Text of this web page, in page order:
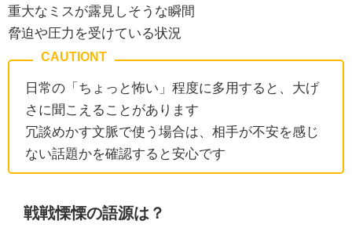
重大なミスが露見しそうな瞬間
脅迫や圧力を受けている状況
日常の「ちょっと怖い」程度に多用すると、大げ
さに聞こえることがあります
冗談めかす文脈で使う場合は、相手が不安を感じ
ない話題かを確認すると安心です
戦戦慄慄の語源は？